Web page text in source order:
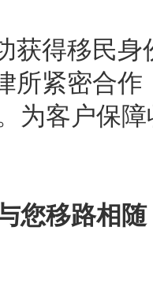
获得移民
所紧密合
为客户保
您移路相